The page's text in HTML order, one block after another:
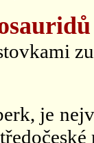
je